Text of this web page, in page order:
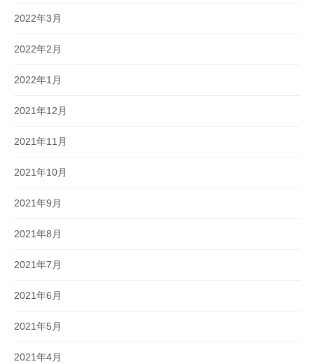
2022年3月
2022年2月
2022年1月
2021年12月
2021年11月
2021年10月
2021年9月
2021年8月
2021年7月
2021年6月
2021年5月
2021年4月